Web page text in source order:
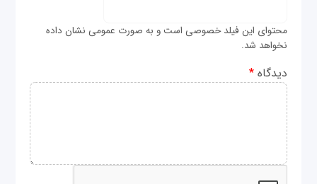
محتوای این فیلد خصوصی است و به صورت عمومی نشان داده
نخواهد شد.
دیدگاه*